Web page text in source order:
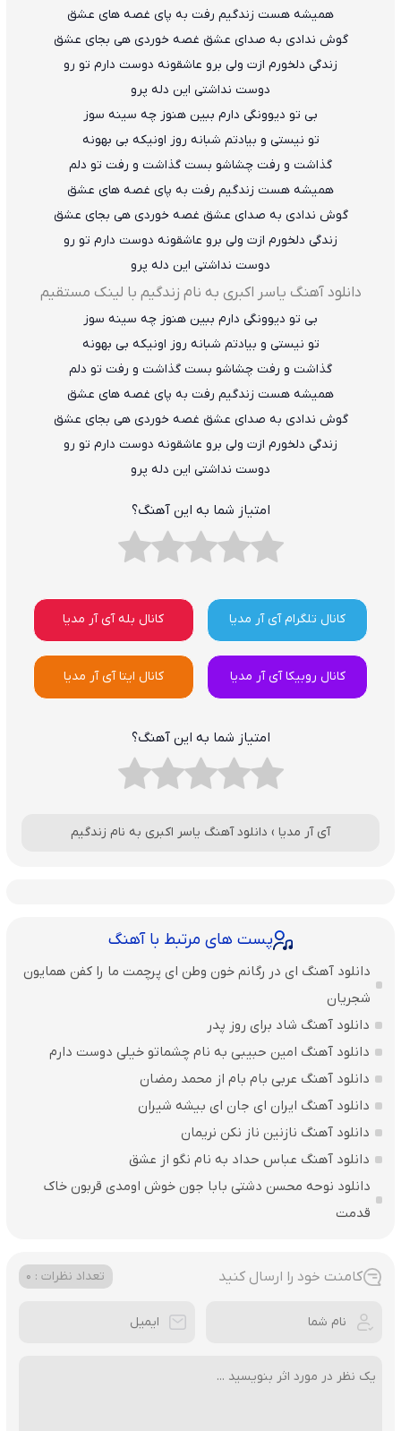
همیشه هست زندگیم رفت به پای غصه های عشق
گوش ندادی به صدای عشق غصه خوردی هی بجای عشق
زندگی دلخورم ازت ولی برو عاشقونه دوست دارم تو رو
دوست نداشتی این دله پرو
بی تو دیوونگی دارم ببین هنوز چه سینه سوز
تو نیستی و بیادتم شبانه روز اونیکه بی بهونه
گذاشت و رفت چشاشو بست گذاشت و رفت تو دلم
همیشه هست زندگیم رفت به پای غصه های عشق
گوش ندادی به صدای عشق غصه خوردی هی بجای عشق
زندگی دلخورم ازت ولی برو عاشقونه دوست دارم تو رو
دوست نداشتی این دله پرو
دانلود آهنگ یاسر اکبری به نام زندگیم با لینک مستقیم
بی تو دیوونگی دارم ببین هنوز چه سینه سوز
تو نیستی و بیادتم شبانه روز اونیکه بی بهونه
گذاشت و رفت چشاشو بست گذاشت و رفت تو دلم
همیشه هست زندگیم رفت به پای غصه های عشق
گوش ندادی به صدای عشق غصه خوردی هی بجای عشق
زندگی دلخورم ازت ولی برو عاشقونه دوست دارم تو رو
دوست نداشتی این دله پرو
امتیاز شما به این آهنگ؟
کانال تلگرام آی آر مدیا کانال بله آی آر مدیا
کانال روبیکا آی آر مدیا کانال ایتا آی آر مدیا
امتیاز شما به این آهنگ؟
آی آر مدیا › دانلود آهنگ یاسر اکبری به نام زندگیم
پست های مرتبط با آهنگ
دانلود آهنگ ای در رگانم خون وطن ای پرچمت ما را کفن همایون
شجریان
دانلود آهنگ شاد برای روز پدر
دانلود آهنگ امین حبیبی به نام چشماتو خیلی دوست دارم
دانلود آهنگ عربی بام بام از محمد رمضان
دانلود آهنگ ایران ای جان ای بیشه شیران
دانلود آهنگ نازنین ناز نکن نریمان
دانلود آهنگ عباس حداد به نام نگو از عشق
دانلود نوحه محسن دشتی بابا جون خوش اومدی قربون خاک
قدمت
کامنت خود را ارسال کنید تعداد نظرات : 0